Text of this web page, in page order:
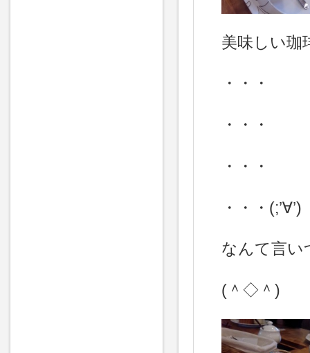
美味しい珈
・・・
・・・
・・・
・・・(;’∀’)
なんて言い
(＾◇＾)